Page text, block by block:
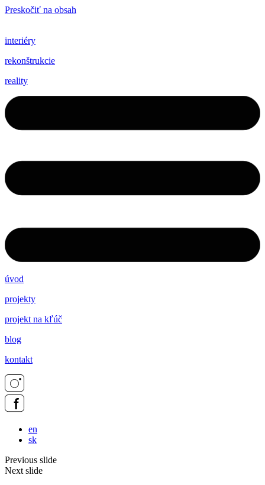
Preskočiť na obsah
interiéry
rekonštrukcie
reality
úvod
projekty
projekt na kľúč
blog
kontakt
en
sk
Previous slide
Next slide